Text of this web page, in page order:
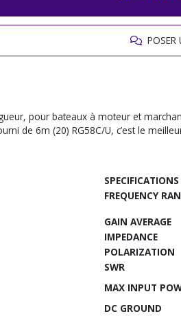
POSER
pour bateaux à moteur et
de 6m (20) RG58C/U, c’est le
FREQUENCY
GAIN AVERAGE
IMPEDANCE
POLARIZATION
SWR
MAX INPUT
DC GROUND